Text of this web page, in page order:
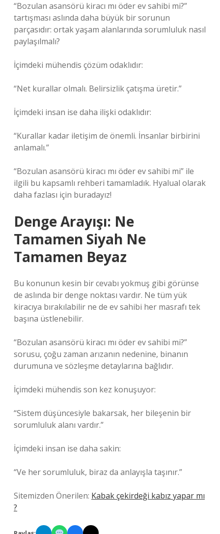
“Bozulan asansörü kiracı mı öder ev sahibi mi?”
tartışması aslında daha büyük bir sorunun
parçasıdır: ortak yaşam alanlarında sorumluluk nasıl
paylaşılmalı?
İçimdeki mühendis çözüm odaklıdır:
“Net kurallar olmalı. Belirsizlik çatışma üretir.”
İçimdeki insan ise daha ilişki odaklıdır:
“Kurallar kadar iletişim de önemli. İnsanlar birbirini
anlamalı.”
“Bozulan asansörü kiracı mı öder ev sahibi mi” ile
ilgili bu kapsamlı rehberi tamamladık. Hyalual olarak
daha fazlası için buradayız!
Denge Arayışı: Ne
Tamamen Siyah Ne
Tamamen Beyaz
Bu konunun kesin bir cevabı yokmuş gibi görünse
de aslında bir denge noktası vardır. Ne tüm yük
kiracıya bırakılabilir ne de ev sahibi her masrafı tek
başına üstlenebilir.
“Bozulan asansörü kiracı mı öder ev sahibi mi?”
sorusu, çoğu zaman arızanın nedenine, binanın
durumuna ve sözleşme detaylarına bağlıdır.
İçimdeki mühendis son kez konuşuyor:
“Sistem düşüncesiyle bakarsak, her bileşenin bir
sorumluluk alanı vardır.”
İçimdeki insan ise daha sakin:
“Ve her sorumluluk, biraz da anlayışla taşınır.”
Sitemizden Önerilen: Kabak çekirdeği kabız yapar mı
?